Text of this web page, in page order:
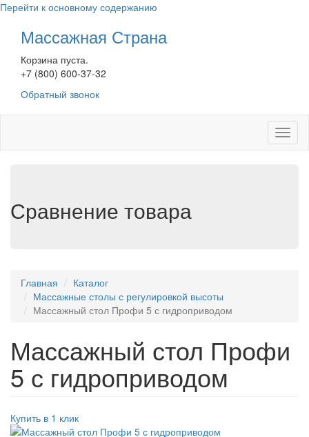
Перейти к основному содержанию
Массажная Страна
Корзина пуста.
+7 (800) 600-37-32
Обратный звонок
Сравнение товара
Главная
Каталог
Массажные столы с регулировкой высоты
Массажный стол Профи 5 с гидроприводом
Массажный стол Профи
5 с гидроприводом
Купить в 1 клик